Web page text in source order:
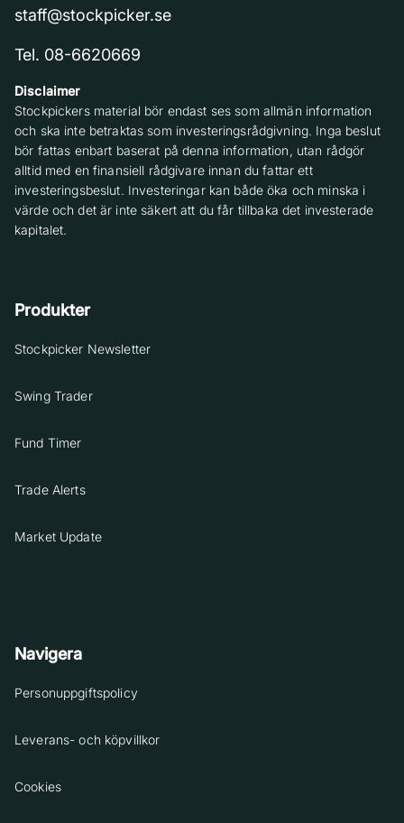
staff@stockpicker.se
Tel. 08-6620669
Disclaimer
Stockpickers material bör endast ses som allmän information
och ska inte betraktas som investeringsrådgivning. Inga beslut
bör fattas enbart baserat på denna information, utan rådgör
alltid med en finansiell rådgivare innan du fattar ett
investeringsbeslut. Investeringar kan både öka och minska i
värde och det är inte säkert att du får tillbaka det investerade
kapitalet.
Produkter
Stockpicker Newsletter
Swing Trader
Fund Timer
Trade Alerts
Market Update
Navigera
Personuppgiftspolicy
Leverans- och köpvillkor
Cookies